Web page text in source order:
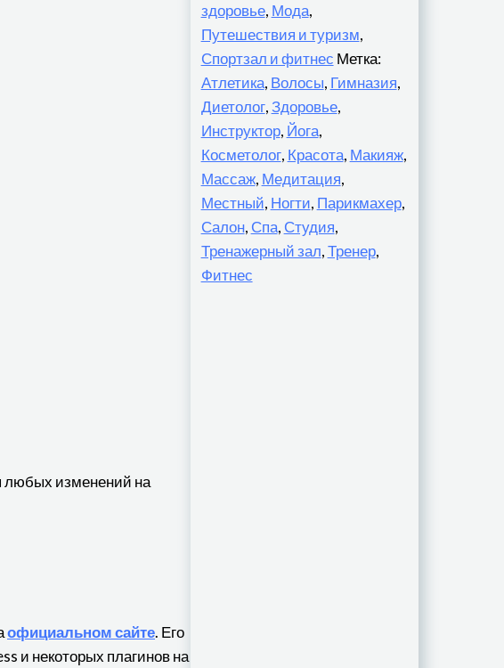
здоровье, Мода,
Путешествия и туризм,
Спортзал и фитнес Метка:
Атлетика, Волосы, Гимназия,
Диетолог,Здоровье,
Инструктор, Йога,
Косметолог, Красота, Макияж,
Массаж, Медитация,
Местный, Ногти, Парикмахер,
Салон, Спа, Студия,
Тренажерный зал,Тренер,
Фитнес
любых изменений на
официальном сайте. Его
и некоторых плагинов на